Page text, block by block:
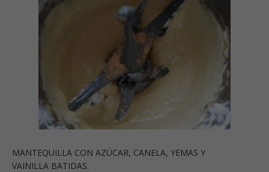
MANTEQUILLA CON AZÚCAR, CANELA, YEMAS Y
VAINILLA BATIDAS.